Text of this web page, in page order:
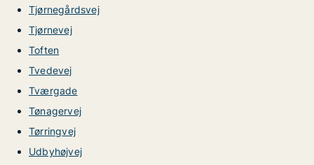
Tjørnegårdsvej
Tjørnevej
Toften
Tvedevej
Tværgade
Tønagervej
Tørringvej
Udbyhøjvej